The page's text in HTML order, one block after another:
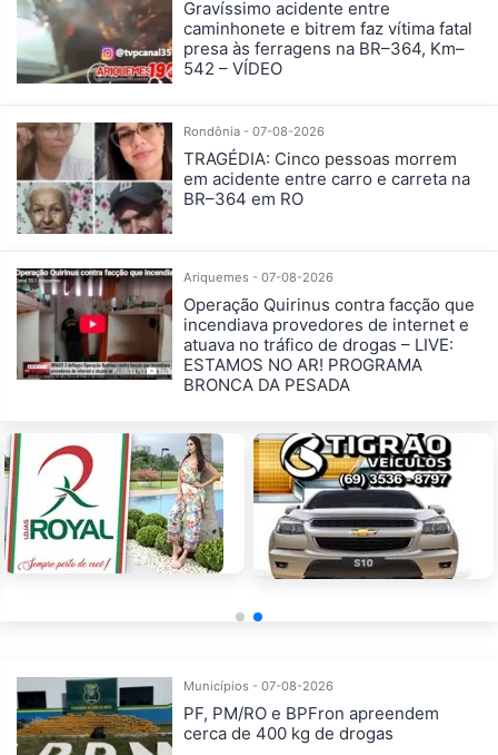
Gravíssimo acidente entre
caminhonete e bitrem faz vítima fatal
presa às ferragens na BR–364, Km–
542 – VÍDEO
Rondônia - 07-08-2026
TRAGÉDIA: Cinco pessoas morrem
em acidente entre carro e carreta na
BR–364 em RO
Ariquemes - 07-08-2026
Operação Quirinus contra facção que
incendiava provedores de internet e
atuava no tráfico de drogas – LIVE:
ESTAMOS NO AR! PROGRAMA
BRONCA DA PESADA
Municípios - 07-08-2026
PF, PM/RO e BPFron apreendem
cerca de 400 kg de drogas